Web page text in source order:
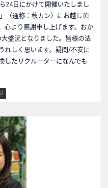
24日にかけて開催いたしまし
（通称：秋カン）にお越し頂
心より感謝申し上げます。おか
盛況となりました。皆様の法
れしく思います。疑問/不安に
したリクルーターになんでも